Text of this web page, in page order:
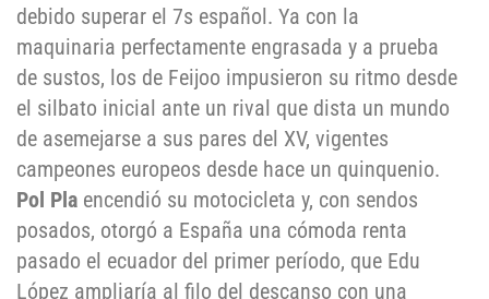
debido superar el 7s español. Ya con la
maquinaria perfectamente engrasada y a prueba
de sustos, los de Feijoo impusieron su ritmo desde
el silbato inicial ante un rival que dista un mundo
de asemejarse a sus pares del XV, vigentes
campeones europeos desde hace un quinquenio.
Pol Pla encendió su motocicleta y, con sendos
posados, otorgó a España una cómoda renta
pasado el ecuador del primer período, que Edu
López ampliaría al filo del descanso con una